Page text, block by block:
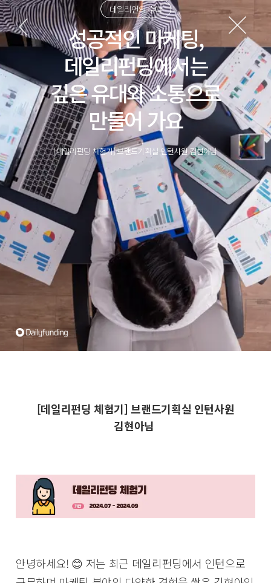
데일리언의 수다
성공적인 마케팅,
데일리펀딩에서는
깊은 유대와 소통으로
만들어 가요
[데일리펀딩 체험기] 브랜드기획실 인턴사원 김현아님
[데일리펀딩 체험기] 브랜드기획실 인턴사원
김현아님
안녕하세요! 😊 저는 최근 데일리펀딩에서 인턴으로